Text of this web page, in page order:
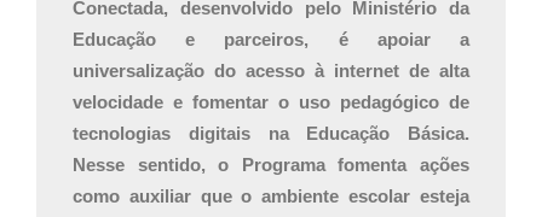
Conectada, desenvolvido pelo Ministério da
Educação e parceiros, é apoiar a
universalização do acesso à internet de alta
velocidade e fomentar o uso pedagógico de
tecnologias digitais na Educação Básica.
Nesse sentido, o Programa fomenta ações
como auxiliar que o ambiente escolar esteja